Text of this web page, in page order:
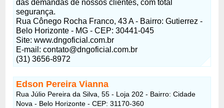
das demandas de nossos clientes, com total
segurança.
Rua Cônego Rocha Franco, 43 A - Bairro: Gutierrez -
Belo Horizonte - MG - CEP: 30441-045
Site: www.dngoficial.com.br
E-mail:contato@dngoficial.com.br
(31) 3656-8972
Edson Pereira Vianna
Rua Júlio Pereira da Silva, 55 - Loja 202 - Bairro: Cidade
Nova - Belo Horizonte - CEP: 31170-360